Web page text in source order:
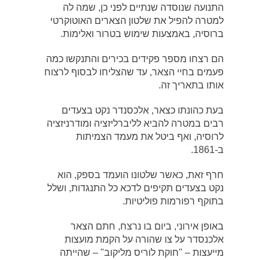
התנועה שנוסדה שנתיים לפני כן, שמה לה
למטרה להפיל את שלטון הצארים האוטוקרטי
ברוסיה, באמצעות שימוש בטרור ואלימות.
הם רצחו מספר פקידים בכירים והתנקשו כמה
פעמים בחיי הצאר, עד שהצליחו לבסוף לרצוח
אותו בתאריך זה.
בעת כהונתו כצאר, אלכסנדר נקט בצעדים
רבים במטרה להביא לליברליזציה ומודרניזציה
לרוסיה, ואף ביטל את מעמד הצמיתות
ב-1861.
חרף זאת, כאשר שלטונו הועמד בספק, הוא
נקט בצעדים תקיפים לדכא כל התנגדות, ושלל
בתוקף רפורמות פוליטיות.
באופן אירוני, ביום בו נרצח, חתם הצאר
אלכנסדר על צו שהורה על הקמת מועצות
מייעצות – "חוקת לוריס מליקוב" – שהייתה